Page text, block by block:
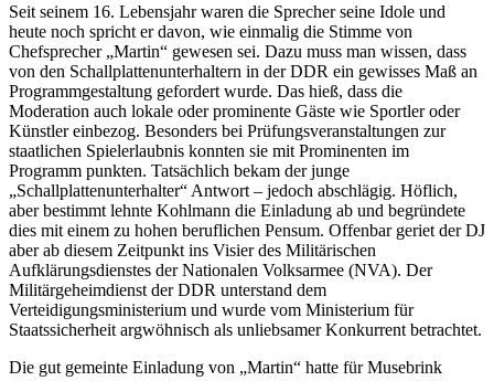
Seit seinem 16. Lebensjahr waren die Sprecher seine Idole und
heute noch spricht er davon, wie einmalig die Stimme von
Chefsprecher „Martin“ gewesen sei. Dazu muss man wissen, dass
von den Schallplattenunterhaltern in der DDR ein gewisses Maß an
Programmgestaltung gefordert wurde. Das hieß, dass die
Moderation auch lokale oder prominente Gäste wie Sportler oder
Künstler einbezog. Besonders bei Prüfungsveranstaltungen zur
staatlichen Spiel­erlaubnis konnten sie mit Prominenten im
Programm punkten. Tatsächlich bekam der junge
„Schallplattenunterhalter“ Antwort – jedoch abschlägig. Höflich,
aber bestimmt lehnte Kohlmann die Einladung ab und begründete
dies mit einem zu hohen beruflichen Pensum. Offenbar geriet der DJ
aber ab diesem Zeitpunkt ins Visier des Militärischen
Aufklärungsdienstes der Nationalen Volksarmee (NVA). Der
Militärgeheimdienst der DDR unterstand dem
Verteidigungsministerium und wurde vom Ministerium für
Staatssicherheit argwöhnisch als unliebsamer Konkurrent betrachtet.
Die gut gemeinte Einladung von „Martin“ hatte für Musebrink